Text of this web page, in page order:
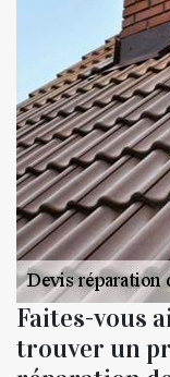
Faites-vous
trouver un